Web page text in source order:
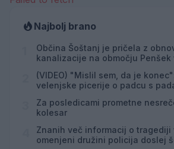
Najbolj brano
Občina Šoštanj je pričela z
kanalizacije na območju Penšek
(VIDEO) "Mislil sem, da je
velenjske picerije o padcu s
Za posledicami prometne
kolesar
Znanih več informacij o tragediji
omenjeni družini policija doslej